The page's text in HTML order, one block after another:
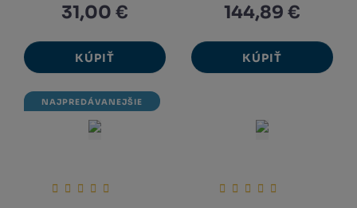
31,00 €
KÚPIŤ
144,89 €
KÚPIŤ
NAJPREDÁVANEJŠIE